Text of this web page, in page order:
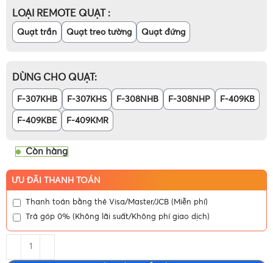
LOẠI REMOTE QUẠT
Quạt trần Quạt treo tường Quạt đứng
DÙNG CHO QUẠT
F-307KHB F-307KHS F-308NHB F-308NHP F-409KB
F-409KBE F-409KMR
Còn hàng
ƯU ĐÃI THANH TOÁN
Thanh toán bằng thẻ Visa/Master/JCB (Miễn phí)
Trả góp 0% (Không lãi suất/Không phí giao dịch)